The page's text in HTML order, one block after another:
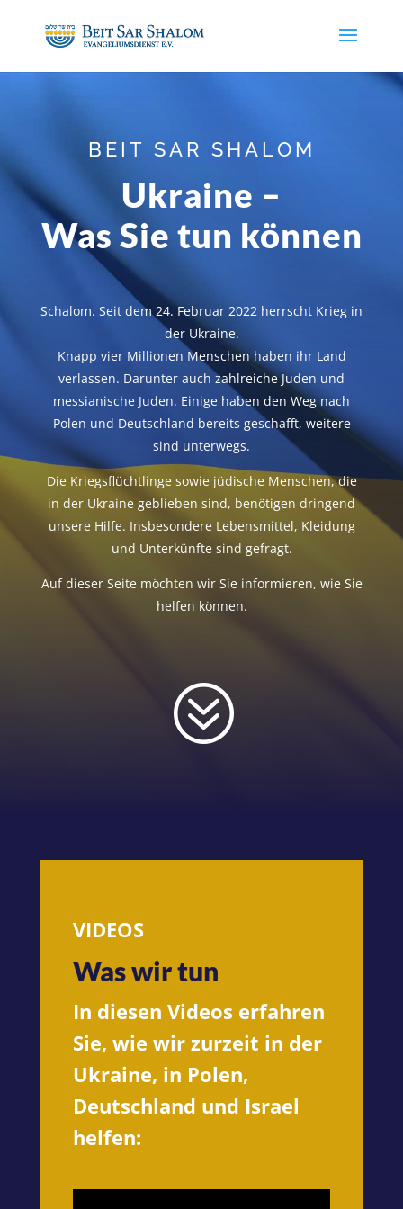
BEIT SAR SHALOM
Ukraine –
Was Sie tun können
Schalom. Seit dem 24. Februar 2022 herrscht Krieg in
der Ukraine.
Knapp vier Millionen Menschen haben ihr Land
verlassen. Darunter auch zahlreiche Juden und
messianische Juden. Einige haben den Weg nach
Polen und Deutschland bereits geschafft, weitere
sind unterwegs.
Die Kriegsflüchtlinge sowie jüdische Menschen, die
in der Ukraine geblieben sind, benötigen dringend
unsere Hilfe. Insbesondere Lebensmittel, Kleidung
und Unterkünfte sind gefragt.
Auf dieser Seite möchten wir Sie informieren, wie Sie
helfen können.
?
VIDEOS
Was wir tun
In diesen Videos erfahren
Sie, wie wir zurzeit in der
Ukraine, in Polen,
Deutschland und Israel
helfen: